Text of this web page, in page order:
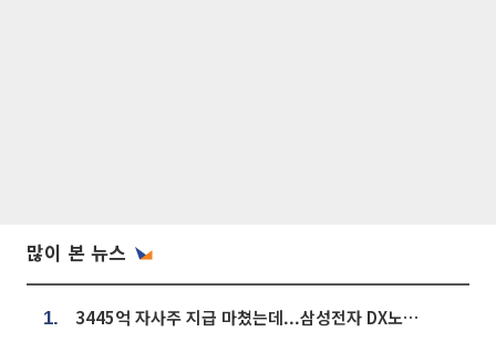
많이 본 뉴스
1. 3445억 자사주 지급 마쳤는데...삼성전자 DX노조, 뒤늦은 '떼쓰기 집회'